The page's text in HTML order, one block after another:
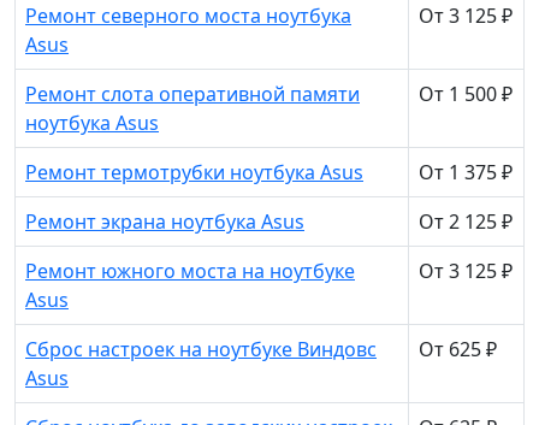
Ремонт северного моста ноутбука
Asus
От 3 125 ₽
Ремонт слота оперативной памяти
ноутбука Asus
От 1 500 ₽
Ремонт термотрубки ноутбука Asus
От 1 375 ₽
Ремонт экрана ноутбука Asus
От 2 125 ₽
Ремонт южного моста на ноутбуке
Asus
От 3 125 ₽
Сброс настроек на ноутбуке Виндовс
Asus
От 625 ₽